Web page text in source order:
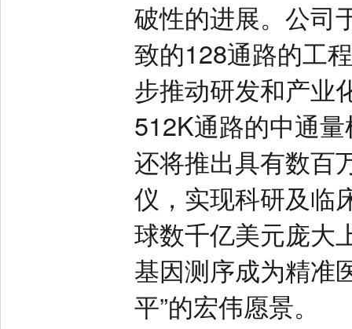
破性的进展。公司
致的128通路的工
步推动研发和产业
512K通路的中通
还将推出具有数百
仪，实现科研及临
球数千亿美元庞大
基因测序成为精准
平”的宏伟愿景。